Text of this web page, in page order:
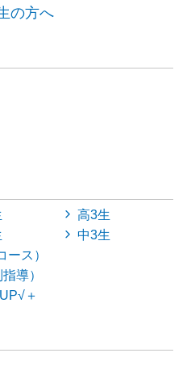
の方へ
高3生
中3生
ース）
導）
＋